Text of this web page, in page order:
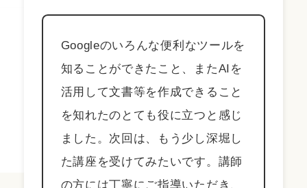
Googleのいろんな便利なツールを
知ることができたこと、またAIを
活用して文書等を作成できること
を知れたのとても役に立つと感じ
ました。次回は、もう少し深堀し
た講座を受けてみたいです。講師
の方には丁寧にご指導いただき、